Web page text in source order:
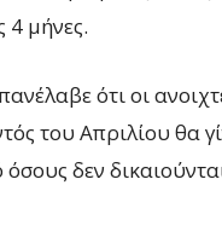
μήνες.
ότι οι
του Απριλίου θα
δεν